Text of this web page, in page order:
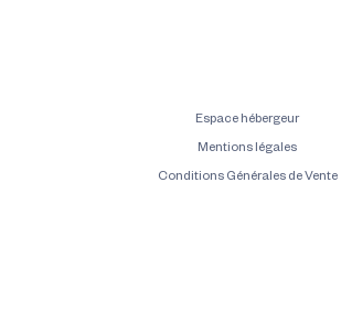
Espace hébergeur
Mentions légales
Conditions Générales de Vente